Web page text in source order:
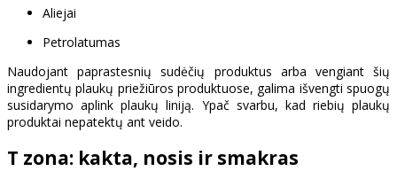
Aliejai
Petrolatumas
Naudojant paprastesnių sudėčių produktus arba vengiant šių
ingredientų plaukų priežiūros produktuose, galima išvengti spuogų
susidarymo aplink plaukų liniją. Ypač svarbu, kad riebių plaukų
produktai nepatektų ant veido.
T zona: kakta, nosis ir smakras